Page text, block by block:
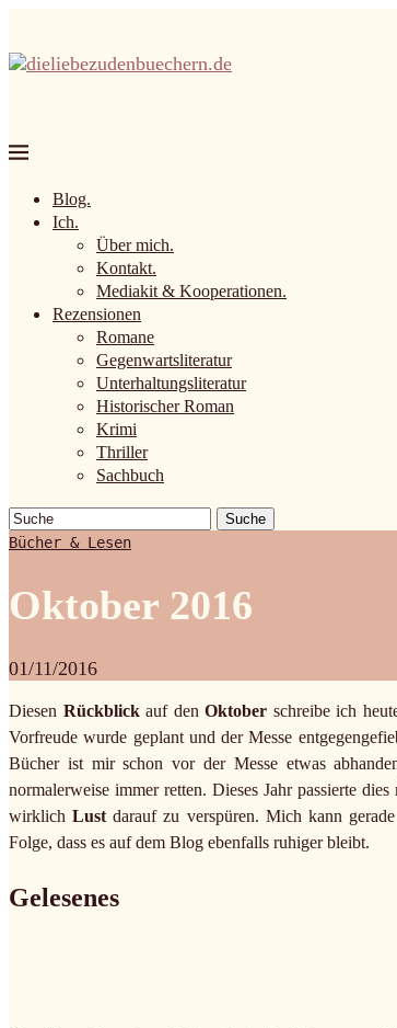
Blog.
Ich.
Über mich.
Kontakt.
Mediakit & Kooperationen.
Rezensionen
Romane
Gegenwartsliteratur
Unterhaltungsliteratur
Historischer Roman
Krimi
Thriller
Sachbuch
Suche
Bücher & Lesen
Oktober 2016
01/11/2016
Diesen Rückblickauf denOktober schreibe ich
Vorfreude wurde geplant und der Messe
Bücher ist mir schon vor der Messe etwas
normalerweise immer retten. Dieses Jahr passierte
wirklichLust darauf zu verspüren. Mich kann
Folge, dass es auf dem Blog ebenfalls ruhiger bleibt.
Gelesenes